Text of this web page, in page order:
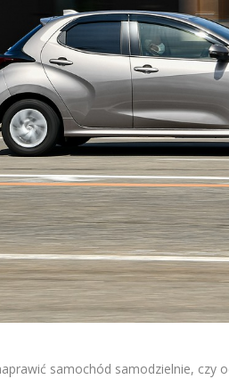
samochód samodzielnie, czy